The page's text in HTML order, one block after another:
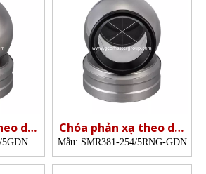
dõi
5GDN
Chóa phản xạ theo dõi
tia laze
(38.1mm,5',Nest)
Mẫu: SMR381-254/5RNG-GDN